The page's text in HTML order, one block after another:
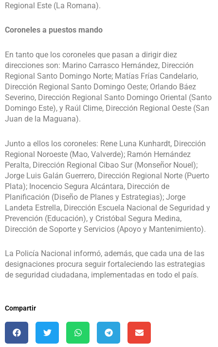
Regional Este (La Romana).
Coroneles a puestos mando
En tanto que los coroneles que pasan a dirigir diez
direcciones son: Marino Carrasco Hernández, Dirección
Regional Santo Domingo Norte; Matías Frías Candelario,
Dirección Regional Santo Domingo Oeste; Orlando Báez
Severino, Dirección Regional Santo Domingo Oriental (Santo
Domingo Este), y Raúl Clime, Dirección Regional Oeste (San
Juan de la Maguana).
Junto a ellos los coroneles: Rene Luna Kunhardt, Dirección
Regional Noroeste (Mao, Valverde); Ramón Hernández
Peralta, Dirección Regional Cibao Sur (Monseñor Nouel);
Jorge Luis Galán Guerrero, Dirección Regional Norte (Puerto
Plata); Inocencio Segura Alcántara, Dirección de
Planificación (Diseño de Planes y Estrategias); Jorge
Landeta Estrella, Dirección Escuela Nacional de Seguridad y
Prevención (Educación), y Cristóbal Segura Medina,
Dirección de Soporte y Servicios (Apoyo y Mantenimiento).
La Policía Nacional informó, además, que cada una de las
designaciones procura seguir fortaleciendo las estrategias
de seguridad ciudadana, implementadas en todo el país.
Compartir